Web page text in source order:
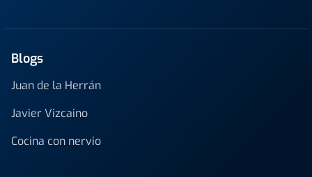
Blogs
Juan de la Herrán
Javier Vizcaino
Cocina con nervio